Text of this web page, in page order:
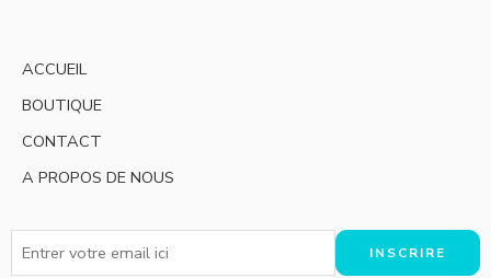
ACCUEIL
BOUTIQUE
CONTACT
A PROPOS DE NOUS